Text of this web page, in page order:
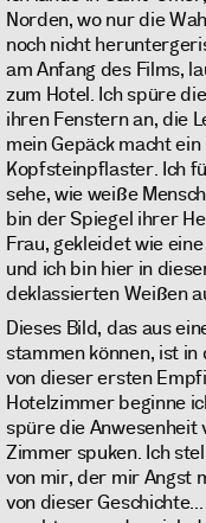
Norden, wo nur die
noch nicht
am Anfang des Films,
zum Hotel. Ich spüre
ihren Fenstern an, die
mein Gepäck macht
Kopfsteinpflaster. Ich
sehe, wie weiße
bin der Spiegel ihrer
Frau, gekleidet wie
und ich bin hier in
deklassierten Weißen
Dieses Bild, das aus
stammen können, ist in
von dieser ersten
Hotelzimmer beginne
spüre die Anwesenheit
Zimmer spuken. Ich
von mir, der mir Angst
von dieser